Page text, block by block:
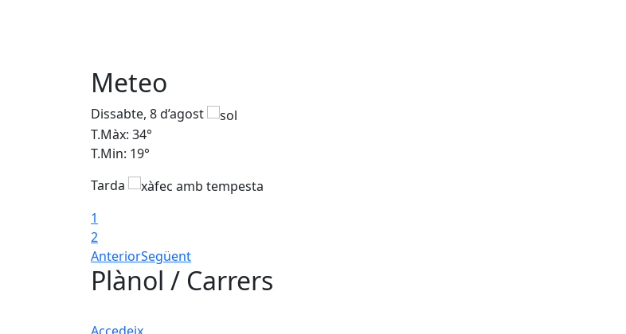
Meteo
Dissabte, 8 d’agost
T.Màx: 34°
T.Min: 19°
Tarda
1
2
AnteriorSegüent
Plànol / Carrers